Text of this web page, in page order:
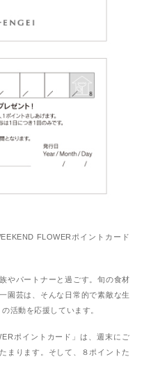
FLOWERポイントカード
やパートナーと過ごす。旬の食材
園芸は、そんな日常的で素敵な生
活動を応援しています。
ポイントカード」は、週末にご
まります。そして、８ポイントた